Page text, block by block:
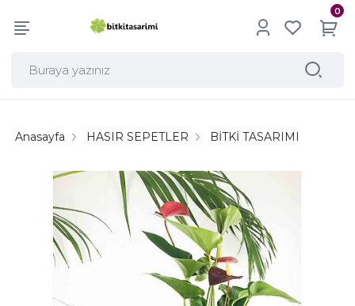
0
Anasayfa HASIR SEPETLER BİTKİ TASARIMI